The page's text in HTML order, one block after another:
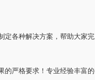
各种解决方案，帮助大家
严格要求！专业经验丰富